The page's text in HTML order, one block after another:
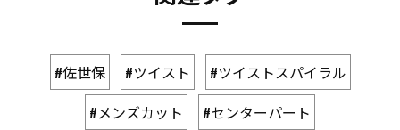
#佐世保 #ツイスト
#ツイストスパイラル
#メンズカット
#センターパート